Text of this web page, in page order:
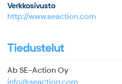
Verkkosivusto
http://www.seaction.com
Tiedustelut
Ab SE-Action Oy